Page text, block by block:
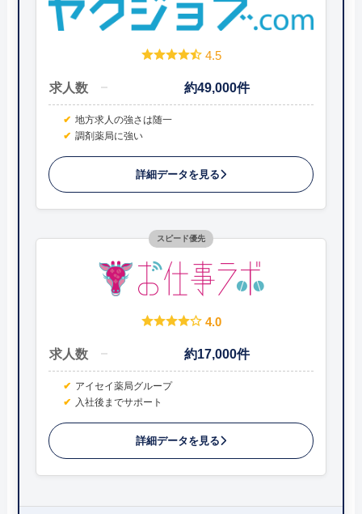
4.5
求人数 約49,000件
地方求人の強さは随一
調剤薬局に強い
詳細データを見る
スピード優先
4.0
求人数 約17,000件
アイセイ薬局グループ
入社後までサポート
詳細データを見る